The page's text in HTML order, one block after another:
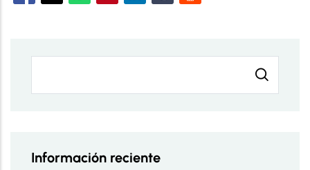
Información reciente